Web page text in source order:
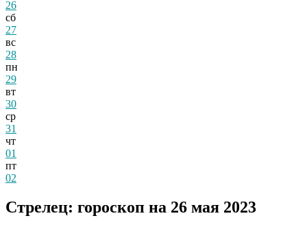
26
сб
27
вс
28
пн
29
вт
30
ср
31
чт
01
пт
02
Стрелец: гороскоп на 26 мая 2023